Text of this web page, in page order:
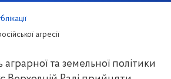
агресії
аграрної та земельної політики